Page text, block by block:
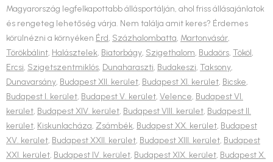
Magyarország legfelkapottabb állásportálján, ahol friss állásajánlatok
és rengeteg lehetőség várja. Nem találja amit keres? Érdemes
körülnézni a környéken Érd, Százhalombatta, Martonvásár,
Törökbálint, Halásztelek, Biatorbágy, Szigethalom, Budaörs, Tököl,
Ercsi, Szigetszentmiklós, Dunaharaszti, Budakeszi, Taksony,
Dunavarsány, Budapest XII. kerület, Budapest XI. kerület, Bicske,
Budapest I. kerület, Budapest V. kerület, Velence, Budapest VI.
kerület, Budapest XIV. kerület, Budapest VIII. kerület, Budapest II.
kerület, Kiskunlacháza, Zsámbék, Budapest XX. kerület, Budapest
XV. kerület, Budapest XXII. kerület, Budapest XIII. kerület, Budapest
XXI. kerület, Budapest IV. kerület, Budapest XIX. kerület, Budapest X.